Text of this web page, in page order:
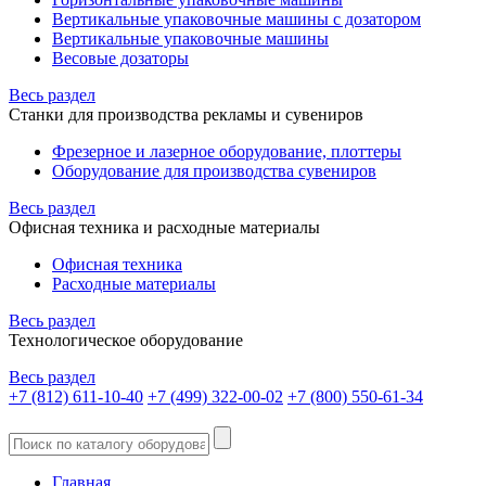
Вертикальные упаковочные машины с дозатором
Вертикальные упаковочные машины
Весовые дозаторы
Весь раздел
Станки для производства рекламы и сувениров
Фрезерное и лазерное оборудование, плоттеры
Оборудование для производства сувениров
Весь раздел
Офисная техника и расходные материалы
Офисная техника
Расходные материалы
Весь раздел
Технологическое оборудование
Весь раздел
+7 (812) 611-10-40 +7 (499) 322-00-02 +7 (800) 550-61-34
Главная